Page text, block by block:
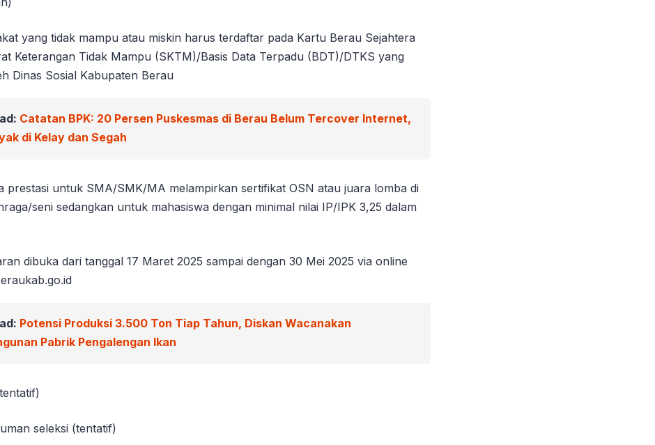
yang tidak mampu atau miskin harus terdaftar pada Kartu Berau Sejahtera
Keterangan Tidak Mampu (SKTM)/Basis Data Terpadu (BDT)/DTKS yang
Dinas Sosial Kabupaten Berau
Catatan BPK: 20 Persen Puskesmas di Berau Belum Tercover Internet,
di Kelay dan Segah
prestasi untuk SMA/SMK/MA melampirkan sertifikat OSN atau juara lomba di
seni sedangkan untuk mahasiswa dengan minimal nilai IP/IPK 3,25 dalam
dibuka dari tanggal 17 Maret 2025 sampai dengan 30 Mei 2025 via online
Potensi Produksi 3.500 Ton Tiap Tahun, Diskan Wacanakan
Pabrik Pengalengan Ikan
seleksi (tentatif)